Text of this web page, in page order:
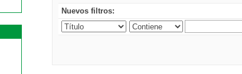
Nuevos filtros: